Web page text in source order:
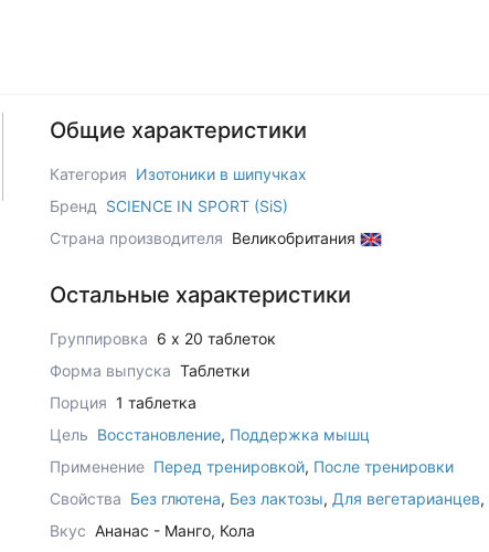
Общие характеристики
Категория Изотоники в шипучках
Бренд
SCIENCE IN SPORT (SiS)
Страна производителя Великобритания
Остальные характеристики
Группировка 6 x 20 таблеток
Форма выпуска Таблетки
Порция 1 таблетка
Цель Восстановление, Поддержка мышц
Применение Перед тренировкой, После тренировки
Свойства Без глютена, Без лактозы, Для вегетарианцев,
Вкус Ананас - Манго, Кола